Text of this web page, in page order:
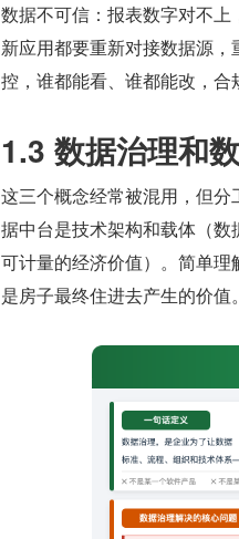
数据不可信：报表数字对不
新应用都要重新对接数据源
控，谁都能看、谁都能改，合
1.3 数据治理和
这三个概念经常被混用，但
据中台是技术架构和载体（
可计量的经济价值）。简单
是房子最终住进去产生的价值。